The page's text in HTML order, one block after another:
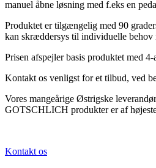
manuel åbne løsning med f.eks en
Produktet er tilgængelig med 90
kan skræddersys til individuelle behov
Prisen afspejler basis produktet med
Kontakt os venligst for et tilbud, ved
Vores mangeårige Østrigske
GOTSCHLICH produkter er af
Kontakt os